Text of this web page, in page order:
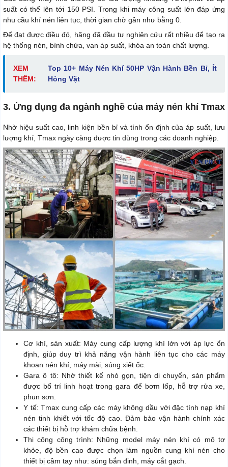
suất có thể lên tới 150 PSI. Trong khi máy công suất lớn đáp ứng
nhu cầu khí nén liên tục, thời gian chờ gần như bằng 0.
Để đạt được điều đó, hãng đã đầu tư nghiên cứu rất nhiều để tạo ra
hệ thống nén, bình chứa, van áp suất, khóa an toàn chất lượng.
XEM
THÊM:
Top 10+ Máy Nén Khí 50HP Vận Hành Bền Bỉ, Ít
Hỏng Vặt
3. Ứng dụng đa ngành nghề của máy nén khí Tmax
Nhờ hiệu suất cao, linh kiện bền bỉ và tính ổn định của áp suất, lưu
lượng khí, Tmax ngày càng được tin dùng trong các doanh nghiệp.
Cơ khí, sản xuất: Máy cung cấp lượng khí lớn với áp lực ổn
định, giúp duy trì khả năng vận hành liên tục cho các máy
khoan nén khí, máy mài, súng xiết ốc.
Gara ô tô: Nhờ thiết kế nhỏ gọn, tiện di chuyển, sản phẩm
được bố trí linh hoạt trong gara để bơm lốp, hỗ trợ rửa xe,
phun sơn.
Y tế: Tmax cung cấp các máy không dầu với đặc tính nạp khí
nén tinh khiết với tốc độ cao. Đảm bảo vận hành chính xác
các thiết bị hỗ trợ khám chữa bệnh.
Thi công công trình: Những model máy nén khí có mô tơ
khỏe, độ bền cao được chọn làm nguồn cung khí nén cho
thiết bị cầm tay như: súng bắn đinh, máy cắt gạch.